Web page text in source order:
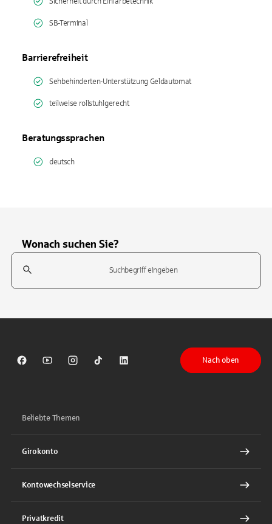
SB-Terminal
Barrierefreiheit
Sehbehinderten-Unterstützung Geldautomat
teilweise rollstuhlgerecht
Beratungssprachen
deutsch
Wonach suchen Sie?
Suchfeld
Sparkasse auf Facebook
Sparkasse auf Youtube
Sparkasse auf Instagram
Sparkasse auf TikTok
Sparkasse auf LinkedIn
Nach oben
Beliebte Themen
Girokonto
Kontowechselservice
Privatkredit